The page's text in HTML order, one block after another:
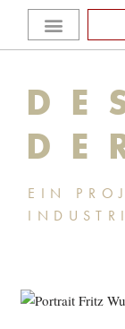
Zum
springen
EIN